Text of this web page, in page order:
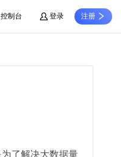
控制台 登录 注册